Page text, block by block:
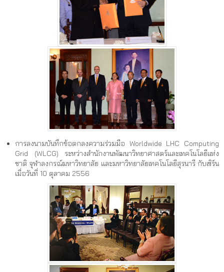
การลงนามบันทึกข้อตกลงความร่วมมือ Worldwide LHC Computing
Grid (WLCG) ระหว่างสำนักงานพัฒนาวิทยาศาสตร์และเทคโนโลยีแห่ง
ชาติ จุฬาลงกรณ์มหาวิทยาลัย และมหาวิทยาลัยเทคโนโลยีสุรนารี กับเซิร์น
เมื่อวันที่ 10 ตุลาคม 2556